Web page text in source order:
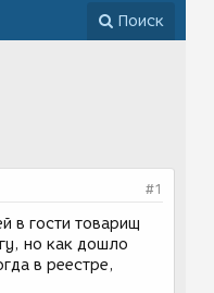
Поиск
#1
в гости товарищ
но как дошло
в реестре,